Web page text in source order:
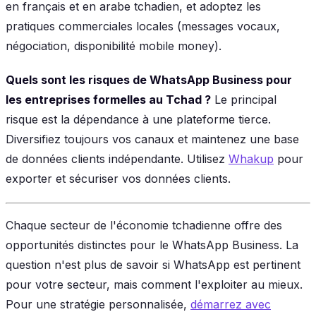
en français et en arabe tchadien, et adoptez les
pratiques commerciales locales (messages vocaux,
négociation, disponibilité mobile money).
Quels sont les risques de WhatsApp Business pour
les entreprises formelles au Tchad ? Le principal
risque est la dépendance à une plateforme tierce.
Diversifiez toujours vos canaux et maintenez une base
de données clients indépendante. Utilisez Whakup pour
exporter et sécuriser vos données clients.
Chaque secteur de l'économie tchadienne offre des
opportunités distinctes pour le WhatsApp Business. La
question n'est plus de savoir si WhatsApp est pertinent
pour votre secteur, mais comment l'exploiter au mieux.
Pour une stratégie personnalisée, démarrez avec